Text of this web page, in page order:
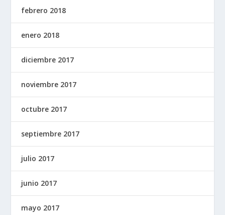
febrero 2018
enero 2018
diciembre 2017
noviembre 2017
octubre 2017
septiembre 2017
julio 2017
junio 2017
mayo 2017